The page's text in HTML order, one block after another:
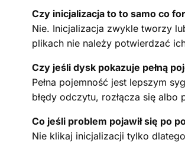
Czy inicjalizacja to to samo co
Nie. Inicjalizacja zwykle tworzy
plikach nie należy potwierdzać
Czy jeśli dysk pokazuje pełną
Pełna pojemność jest lepszym
błędy odczytu, rozłącza się albo
Co jeśli problem pojawił się po
Nie klikaj inicjalizacji tylko